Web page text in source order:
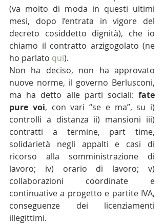
(va molto di moda in questi ultimi
mesi, dopo l’entrata in vigore del
decreto cosiddetto dignità), che io
chiamo il contratto arzigogolato (ne
ho parlato qui).
Non ha deciso, non ha approvato
nuove norme, il governo Berlusconi,
ma ha detto alle parti sociali: fate
pure voi, con vari “se e ma”, su i)
controlli a distanza ii) mansioni iii)
contratti a termine, part time,
solidarietà negli appalti e casi di
ricorso alla somministrazione di
lavoro; iv) orario di lavoro; v)
collaborazioni coordinate e
continuative a progetto e partite IVA,
conseguenze dei licenziamenti
illegittimi.